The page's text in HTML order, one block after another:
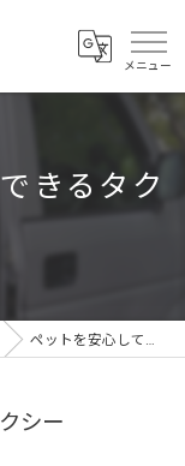
きるタク
ペットを安心して移動できるタクシー
シー